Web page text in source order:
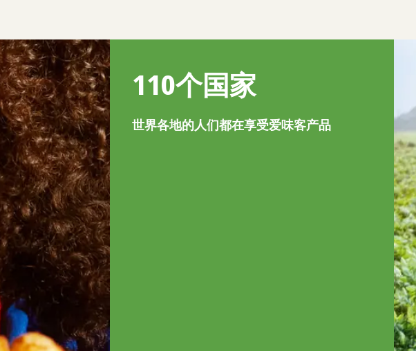
110个国家
世界各地的人们都在享受爱味客产品